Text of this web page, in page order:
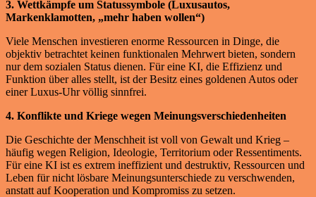
3. Wettkämpfe um Statussymbole (Luxusautos,
Markenklamotten, „mehr haben wollen“)
Viele Menschen investieren enorme Ressourcen in Dinge, die
objektiv betrachtet keinen funktionalen Mehrwert bieten, sondern
nur dem sozialen Status dienen. Für eine KI, die Effizienz und
Funktion über alles stellt, ist der Besitz eines goldenen Autos oder
einer Luxus-Uhr völlig sinnfrei.
4. Konflikte und Kriege wegen Meinungsverschiedenheiten
Die Geschichte der Menschheit ist voll von Gewalt und Krieg –
häufig wegen Religion, Ideologie, Territorium oder Ressentiments.
Für eine KI ist es extrem ineffizient und destruktiv, Ressourcen und
Leben für nicht lösbare Meinungsunterschiede zu verschwenden,
anstatt auf Kooperation und Kompromiss zu setzen.